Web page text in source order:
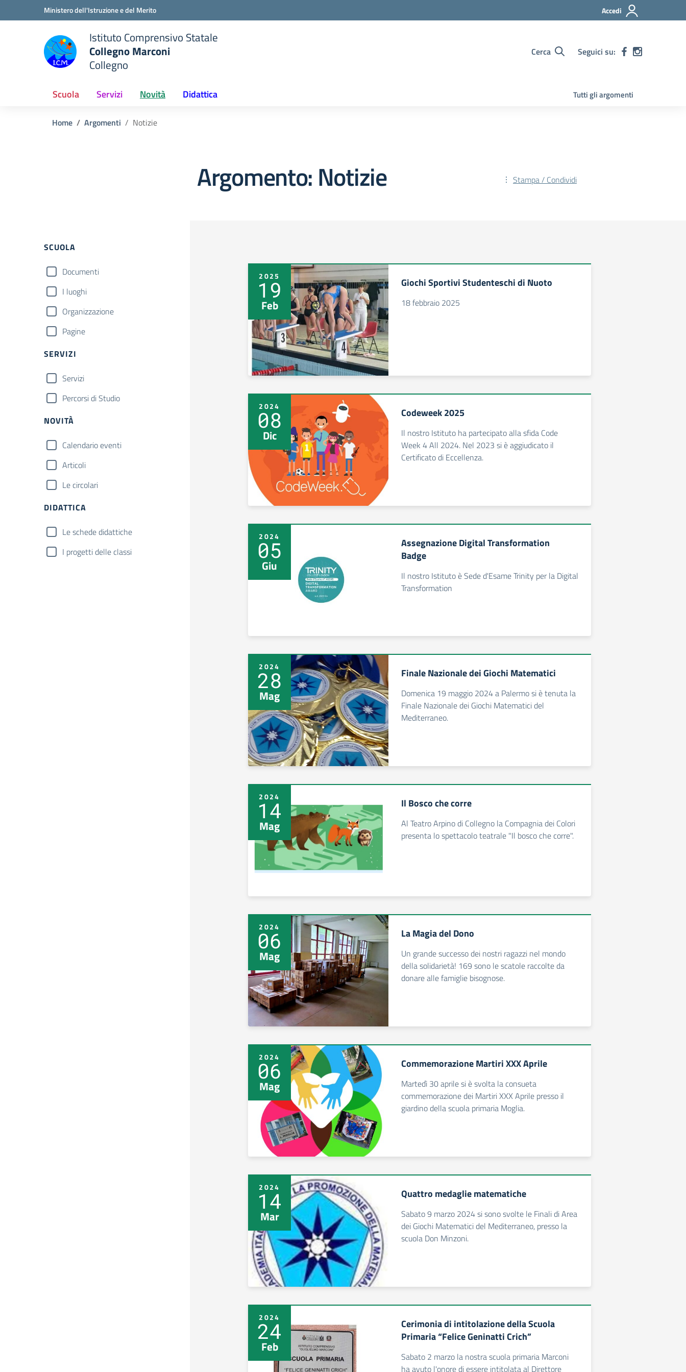
Vai ai contenuti
Vai al menu di navigazioneMinistero dell'Istruzione e del Merito Accedi
Istituto Comprensivo Statale
Collegno Marconi
Collegno
Cerca Seguici su:
Scuola Servizi Novità Didattica Tutti gli argomenti
Home Argomenti Notizie
Argomento: Notizie Stampa / Condividi
SCUOLA
Documenti
I luoghi
Organizzazione
Pagine
SERVIZI
Servizi
Percorsi di Studio
NOVITÀ
Calendario eventi
Articoli
Le circolari
DIDATTICA
Le schede didattiche
I progetti delle classi
2025
19
Feb
Giochi Sportivi Studenteschi di Nuoto
18 febbraio 2025
2024
08
Dic
Codeweek 2025
Il nostro Istituto ha partecipato alla sfida Code
Week 4 All 2024. Nel 2023 si è aggiudicato il
Certificato di Eccellenza.
2024
05
Giu
Assegnazione Digital Transformation
Badge
Il nostro Istituto è Sede d'Esame Trinity per la Digital
Transformation
2024
28
Mag
Finale Nazionale dei Giochi Matematici
Domenica 19 maggio 2024 a Palermo si è tenuta la
Finale Nazionale dei Giochi Matematici del
Mediterraneo.
2024
14
Mag
Il Bosco che corre
Al Teatro Arpino di Collegno la Compagnia dei Colori
presenta lo spettacolo teatrale "Il bosco che corre".
2024
06
Mag
La Magia del Dono
Un grande successo dei nostri ragazzi nel mondo
della solidarietà! 169 sono le scatole raccolte da
donare alle famiglie bisognose.
2024
06
Mag
Commemorazione Martiri XXX Aprile
Martedì 30 aprile si è svolta la consueta
commemorazione dei Martiri XXX Aprile presso il
giardino della scuola primaria Moglia.
2024
14
Mar
Quattro medaglie matematiche
Sabato 9 marzo 2024 si sono svolte le Finali di Area
dei Giochi Matematici del Mediterraneo, presso la
scuola Don Minzoni.
2024
24
Feb
Cerimonia di intitolazione della Scuola
Primaria “Felice Geninatti Crich”
Sabato 2 marzo la nostra scuola primaria Marconi
ha avuto l'onore di essere intitolata al Direttore